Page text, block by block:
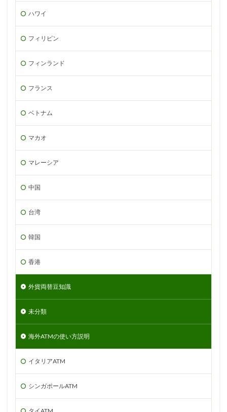
ハワイ
フィリピン
フィンランド
フランス
ベトナム
マカオ
マレーシア
中国
台湾
韓国
香港
外貨両替豆知識
未分類
海外ATMの使い方説明
イタリアATM
シンガポールATM